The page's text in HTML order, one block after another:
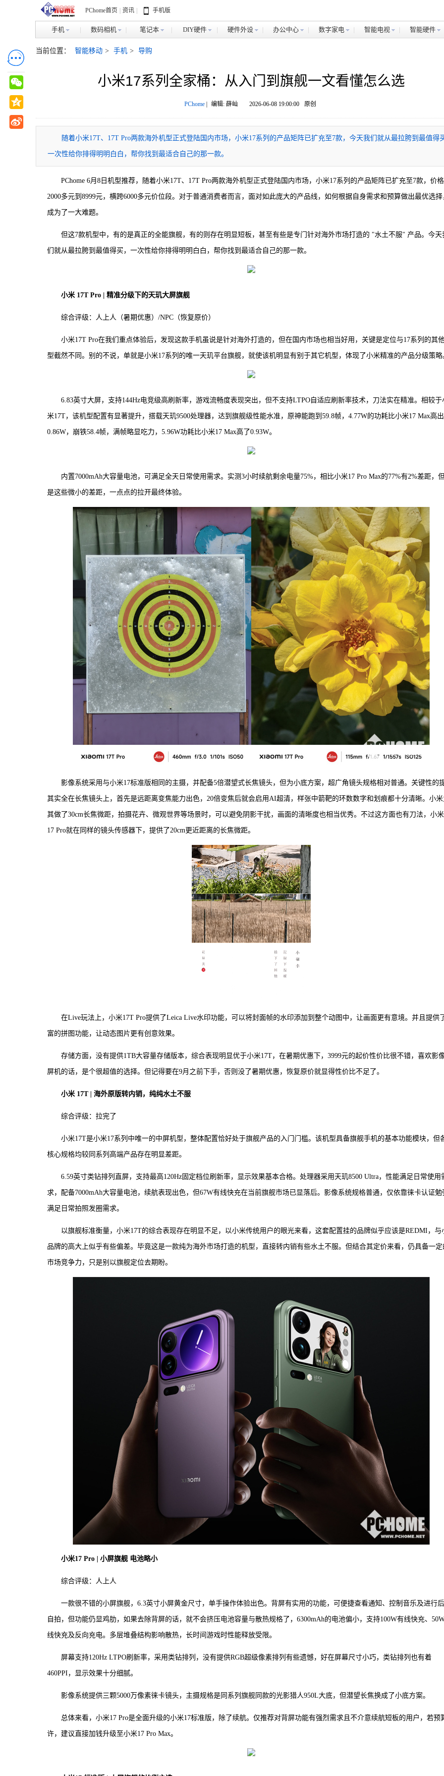
PChome首页 资讯 手机版
手机 数码相机 笔记本 DIY硬件 硬件外设 办公中心 数字家电 智能电视 智能硬件
当前位置： 智能移动 > 手机 > 导购
小米17系列全家桶：从入门到旗舰一文看懂怎么选
PChome| 编辑: 薛屾 2026-06-08 19:00:00 原创
随着小米17T、17T Pro两款海外机型正式登陆国内市场，小米17系列的产品矩阵已扩充至7款，今天我们就从最拉胯到最值得
一次性给你排得明明白白，帮你找到最适合自己的那一款。
PChome 6月8日机型推荐，随着小米17T、17T Pro两款海外机型正式登陆国内市场，小米17系列的产品矩阵已扩充至7款，价
2000多元到8999元，横跨6000多元价位段。对于普通消费者而言，面对如此庞大的产品线，如何根据自身需求和预算做出最优选择
成为了一大难题。
但这7款机型中，有的是真正的全能旗舰，有的则存在明显短板，甚至有些是专门针对海外市场打造的 "水土不服" 产品。今天
们就从最拉胯到最值得买，一次性给你排得明明白白，帮你找到最适合自己的那一款。
小米 17T Pro | 精准分级下的天玑大屏旗舰
综合评级：人上人（暑期优惠）/NPC（恢复原价）
小米17T Pro在我们重点体验后，发现这款手机虽说是针对海外打造的，但在国内市场也相当好用，关键是定位与17系列的其
型截然不同。别的不说，单就是小米17系列的唯一天玑平台旗舰，就使该机明显有别于其它机型，体现了小米精准的产品分级策略
6.83英寸大屏，支持144Hz电竞级高刷新率，游戏流畅度表现突出，但不支持LTPO自适应刷新率技术，刀法实在精准。相较于
米17T，该机型配置有显著提升，搭载天玑9500处理器，达到旗舰级性能水准，原神能跑到59.8帧，4.77W的功耗比小米17 Max高出
0.86W，崩铁58.4帧，满帧略显吃力，5.96W功耗比小米17 Max高了0.93W。
内置7000mAh大容量电池，可满足全天日常使用需求。实测3小时续航剩余电量75%，相比小米17 Pro Max的77%有2%差距，
是这些微小的差距，一点点的拉开最终体验。
影像系统采用与小米17标准版相同的主摄，并配备5倍潜望式长焦镜头，但为小底方案，超广角镜头规格相对普通。关键性的
其实全在长焦镜头上，首先是远距离变焦能力出色，20倍变焦后就会启用AI超清，样张中箭靶的环数数字和划痕都十分清晰。小米
其做了30cm长焦微距，拍摄花卉、微观世界等场景时，可以避免阴影干扰，画面的清晰度也相当优秀。不过这方面也有刀法，小米
17 Pro就在同样的镜头传感器下，提供了20cm更近距离的长焦微距。
在Live玩法上，小米17T Pro提供了Leica Live水印功能，可以将封面帧的水印添加到整个动图中，让画面更有意境。并且提供
富的拼图功能，让动态图片更有创意效果。
存储方面，没有提供1TB大容量存储版本，综合表现明显优于小米17T，在暑期优惠下，3999元的起价性价比很不错，喜欢影
屏机的话，是个很超值的选择。但记得要在9月之前下手，否则没了暑期优惠，恢复原价就显得性价比不足了。
小米 17T | 海外原版转内销，纯纯水土不服
综合评级：拉完了
小米17T是小米17系列中唯一的中屏机型，整体配置恰好处于旗舰产品的入门门槛。该机型具备旗舰手机的基本功能模块，但
核心规格均较同系列高端产品存在明显差距。
6.59英寸类钻排列直屏，支持最高120Hz固定档位刷新率，显示效果基本合格。处理器采用天玑8500 Ultra，性能满足日常使用
求，配备7000mAh大容量电池，续航表现出色，但67W有线快充在当前旗舰市场已显落后。影像系统规格普通，仅依靠徕卡认证勉
满足日常拍照发圈需求。
以旗舰标准衡量，小米17T的综合表现存在明显不足，以小米传统用户的眼光来看，这套配置挂的品牌似乎应该是REDMI，与
品牌的高大上似乎有些偏差。毕竟这是一款纯为海外市场打造的机型，直接转内销有些水土不服。但结合其定价来看，仍具备一定
市场竞争力，只是别以旗舰定位去期盼。
小米17 Pro | 小屏旗舰 电池略小
综合评级：人上人
一款很不错的小屏旗舰，6.3英寸小屏黄金尺寸，单手操作体验出色。背屏有实用的功能，可便捷查看通知、控制音乐及进行
自拍，但功能仍显鸡肋，如果去除背屏的话，就不会挤压电池容量与散热规格了，6300mAh的电池偏小，支持100W有线快充、
线快充及反向充电。多层堆叠结构影响散热，长时间游戏时性能释放受限。
屏幕支持120Hz LTPO刷新率，采用类钻排列，没有提供RGB超级像素排列有些遗憾，好在屏幕尺寸小巧，类钻排列也有着
460PPI，显示效果十分细腻。
影像系统提供三颗5000万像素徕卡镜头，主摄规格是同系列旗舰同款的光影猎人950L大底，但潜望长焦换成了小底方案。
总体来看，小米17 Pro是全面升级的小米17标准版，除了续航。仅推荐对背屏功能有强烈需求且不介意续航短板的用户，若预
许，建议直接加钱升级至小米17 Pro Max。